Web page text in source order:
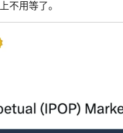
不用等了。